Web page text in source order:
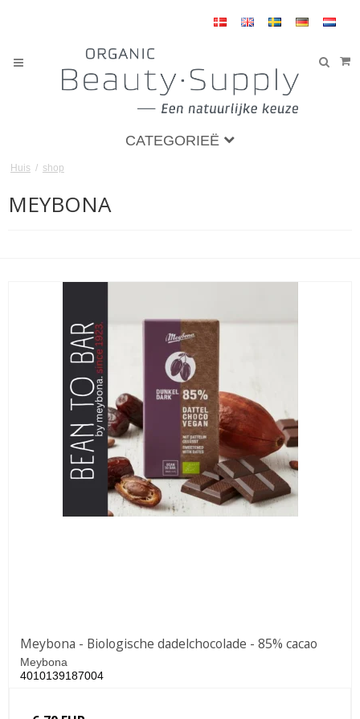
CATEGORIEË
Huis / shop
MEYBONA
Meybona - Biologische dadelchocolade - 85% cacao
Meybona
4010139187004